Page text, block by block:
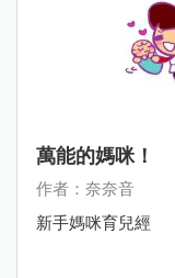
萬能的媽咪！
作者：奈奈音
新手媽咪育兒經